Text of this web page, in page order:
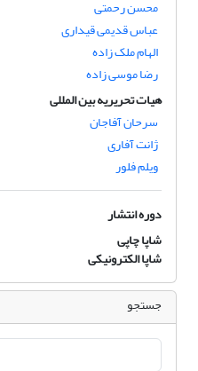
محسن رحمتی
عباس قدیمی قیداری
الهام ملک زاده
رضا موسی زاده
هیات تحریریه بین المللی
سرحان آفاجان
ژانت آفاری
ویلم فلور
دوره انتشار
شاپا چاپی
شاپا الکترونیکی
جستجو